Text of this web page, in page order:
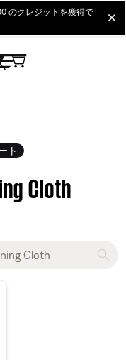
のクレジットを獲得で
ト
Cloth